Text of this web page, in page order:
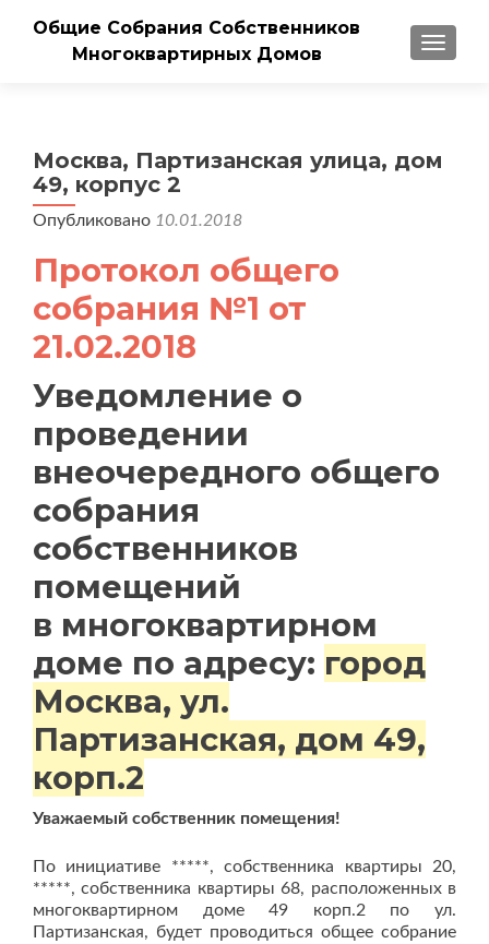
Общие Собрания Собственников
Многоквартирных Домов
Москва, Партизанская улица, дом
49, корпус 2
Опубликовано 10.01.2018
Протокол общего
собрания №1 от
21.02.2018
Уведомление о
проведении
внеочередного общего
собрания
собственников
помещений
в многоквартирном
доме по адресу: город
Москва, ул.
Партизанская, дом 49,
корп.2
Уважаемый собственник помещения!
По инициативе *****, собственника квартиры 20,
*****, собственника квартиры 68, расположенных в
многоквартирном доме 49 корп.2 по ул.
Партизанская, будет проводиться общее собрание